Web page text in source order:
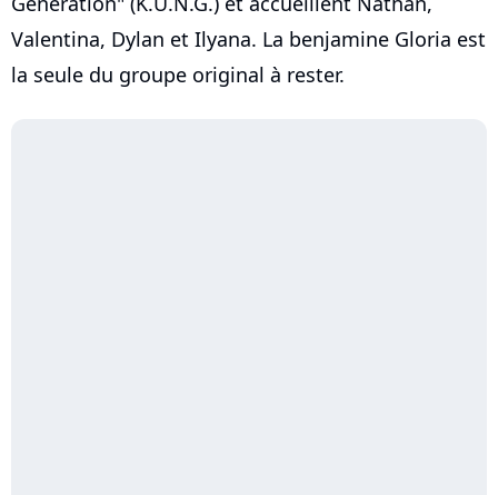
Valen­tina, Dylan et Ilyana. La benjamine Gloria est
la seule du groupe original à rester.